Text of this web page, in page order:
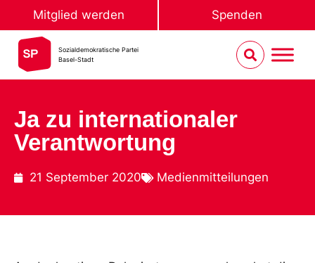
Mitglied werden Spenden
Sozialdemokratische Partei
Basel-Stadt
Ja zu internationaler
Verantwortung
21 September 2020 Medienmitteilungen